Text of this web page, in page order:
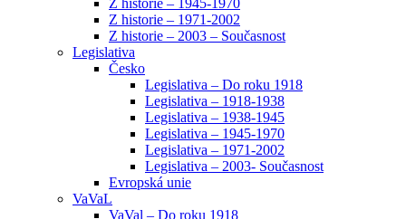
Z historie – 1971-2002
Z historie – 2003 – Současnost
Legislativa
Česko
Legislativa – Do roku 1918
Legislativa – 1918-1938
Legislativa – 1938-1945
Legislativa – 1945-1970
Legislativa – 1971-2002
Legislativa – 2003- Současnost
Evropská unie
VaVaL
VaVal – Do roku 1918